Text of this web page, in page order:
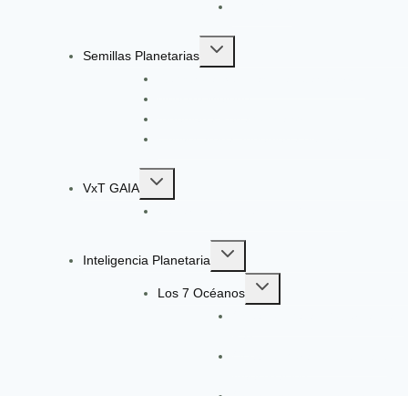
menu
Semillas Planetarias
Toggle
child
VxT GAIA
Toggle
child
menu
Inteligencia Planetaria
Toggle
child
Los 7 Océanos
Toggle
child